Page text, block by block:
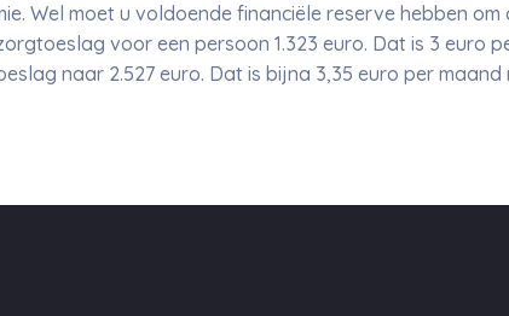
Wel moet u voldoende financiële reserve hebben om
voor een persoon 1.323 euro. Dat is 3 euro
naar 2.527 euro. Dat is bijna 3,35 euro per maand